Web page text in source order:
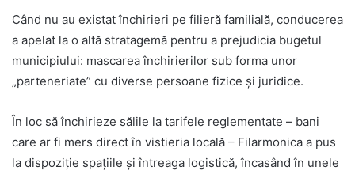
Când nu au existat închirieri pe filieră familială, conducerea
a apelat la o altă stratagemă pentru a prejudicia bugetul
municipiului: mascarea închirierilor sub forma unor
„parteneriate” cu diverse persoane fizice și juridice.
În loc să închirieze sălile la tarifele reglementate – bani
care ar fi mers direct în vistieria locală – Filarmonica a pus
la dispoziție spațiile și întreaga logistică, încasând în unele